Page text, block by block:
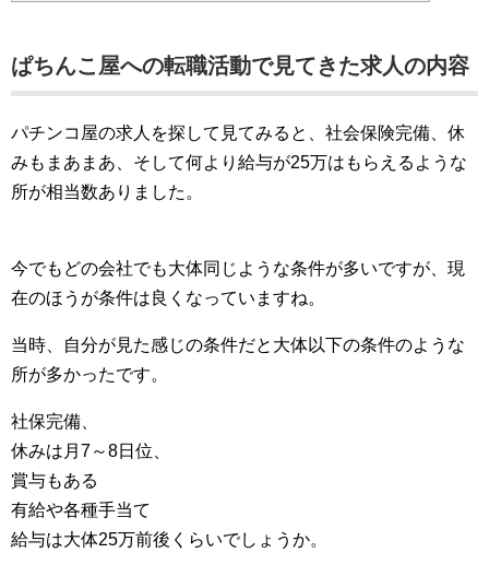
ぱちんこ屋への転職活動で見てきた求人の内容
パチンコ屋の求人を探して見てみると、社会保険完備、休
みもまあまあ、そして何より給与が25万はもらえるような
所が相当数ありました。
今でもどの会社でも大体同じような条件が多いですが、現
在のほうが条件は良くなっていますね。
当時、自分が見た感じの条件だと大体以下の条件のような
所が多かったです。
社保完備、
休みは月7～8日位、
賞与もある
有給や各種手当て
給与は大体25万前後くらいでしょうか。